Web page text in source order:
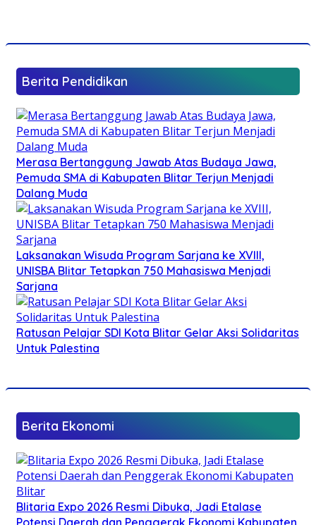
Berita Pendidikan
Merasa Bertanggung Jawab Atas Budaya Jawa,
Pemuda SMA di Kabupaten Blitar Terjun Menjadi
Dalang Muda
Laksanakan Wisuda Program Sarjana ke XVIII,
UNISBA Blitar Tetapkan 750 Mahasiswa Menjadi
Sarjana
Ratusan Pelajar SDI Kota Blitar Gelar Aksi Solidaritas
Untuk Palestina
Berita Ekonomi
Blitaria Expo 2026 Resmi Dibuka, Jadi Etalase
Potensi Daerah dan Penggerak Ekonomi Kabupaten